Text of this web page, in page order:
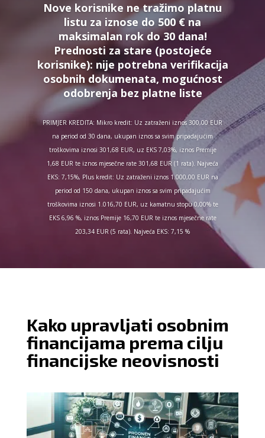
Nove korisnike ne tražimo platnu
listu za iznose do 500 € na
maksimalan rok do 30 dana!
Prednosti za stare (postojeće
korisnike): nije potrebna verifikacija
osobnih dokumenata, mogućnost
odobrenja bez platne liste
PRIMJER KREDITA: Mikro kredit: Uz zatraženi iznos 300,00 EUR
na period od 30 dana, ukupan iznos sa svim pripadajućim
troškovima iznosi 301,68 EUR, uz EKS 7,03%, iznos Premije
1,68 EUR te iznos mjesečne rate 301,68 EUR (1 rata). Najveća
EKS: 7,15%, Plus kredit: Uz zatraženi iznos 1.000,00 EUR na
period od 150 dana, ukupan iznos sa svim pripadajućim
troškovima iznosi 1.016,70 EUR, uz kamatnu stopu 0,00% te
EKS 6,96 %, iznos Premije 16,70 EUR te iznos mjesečne rate
203,34 EUR (5 rata). Najveća EKS: 7,15 %
Kako upravljati osobnim
financijama prema cilju
financijske neovisnosti